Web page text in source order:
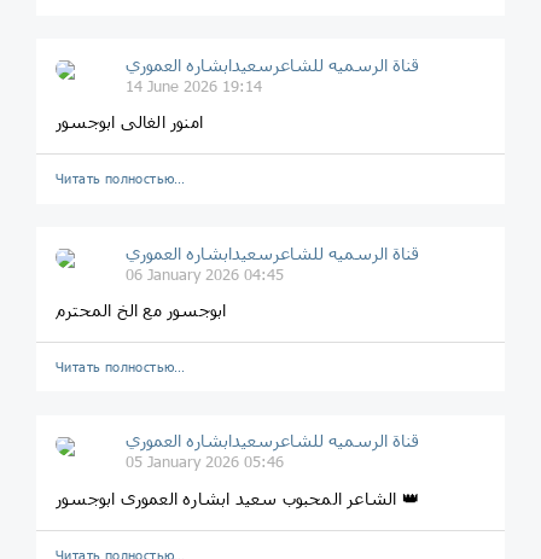
قناة الرسميه للشاعرسعیدابشاره العموري
14 June 2026 19:14
امنور الغالی ابوجسور
Читать полностью…
قناة الرسميه للشاعرسعیدابشاره العموري
06 January 2026 04:45
ابوجسور مع الخ المحترم
Читать полностью…
قناة الرسميه للشاعرسعیدابشاره العموري
05 January 2026 05:46
الشاعر المحبوب سعید ابشاره العموری ابوجسور 👑
Читать полностью…